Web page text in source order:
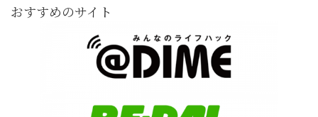
おすすめのサイト